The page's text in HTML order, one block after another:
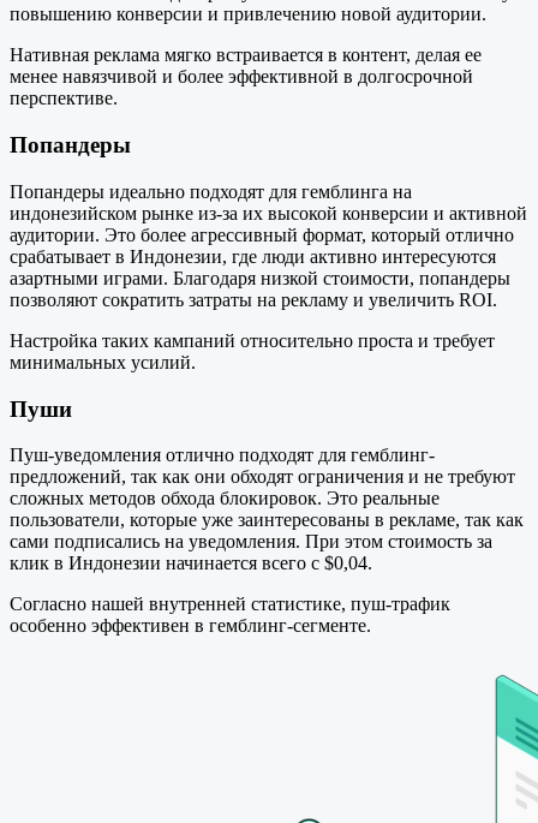
повышению конверсии и привлечению новой аудитории.
Нативная реклама мягко встраивается в контент, делая ее
менее навязчивой и более эффективной в долгосрочной
перспективе.
Попандеры
Попандеры идеально подходят для гемблинга на
индонезийском рынке из-за их высокой конверсии и активной
аудитории. Это более агрессивный формат, который отлично
срабатывает в Индонезии, где люди активно интересуются
азартными играми. Благодаря низкой стоимости, попандеры
позволяют сократить затраты на рекламу и увеличить ROI.
Настройка таких кампаний относительно проста и требует
минимальных усилий.
Пуши
Пуш-уведомления отлично подходят для гемблинг-
предложений, так как они обходят ограничения и не требуют
сложных методов обхода блокировок. Это реальные
пользователи, которые уже заинтересованы в рекламе, так как
сами подписались на уведомления. При этом стоимость за
клик в Индонезии начинается всего с $0,04.
Согласно нашей внутренней статистике, пуш-трафик
особенно эффективен в гемблинг-сегменте.